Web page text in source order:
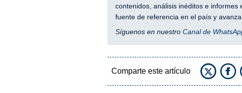
contenidos, análisis inéditos e
fuente de referencia en el país y
Síguenos en nuestro Canal de
Comparte este artículo